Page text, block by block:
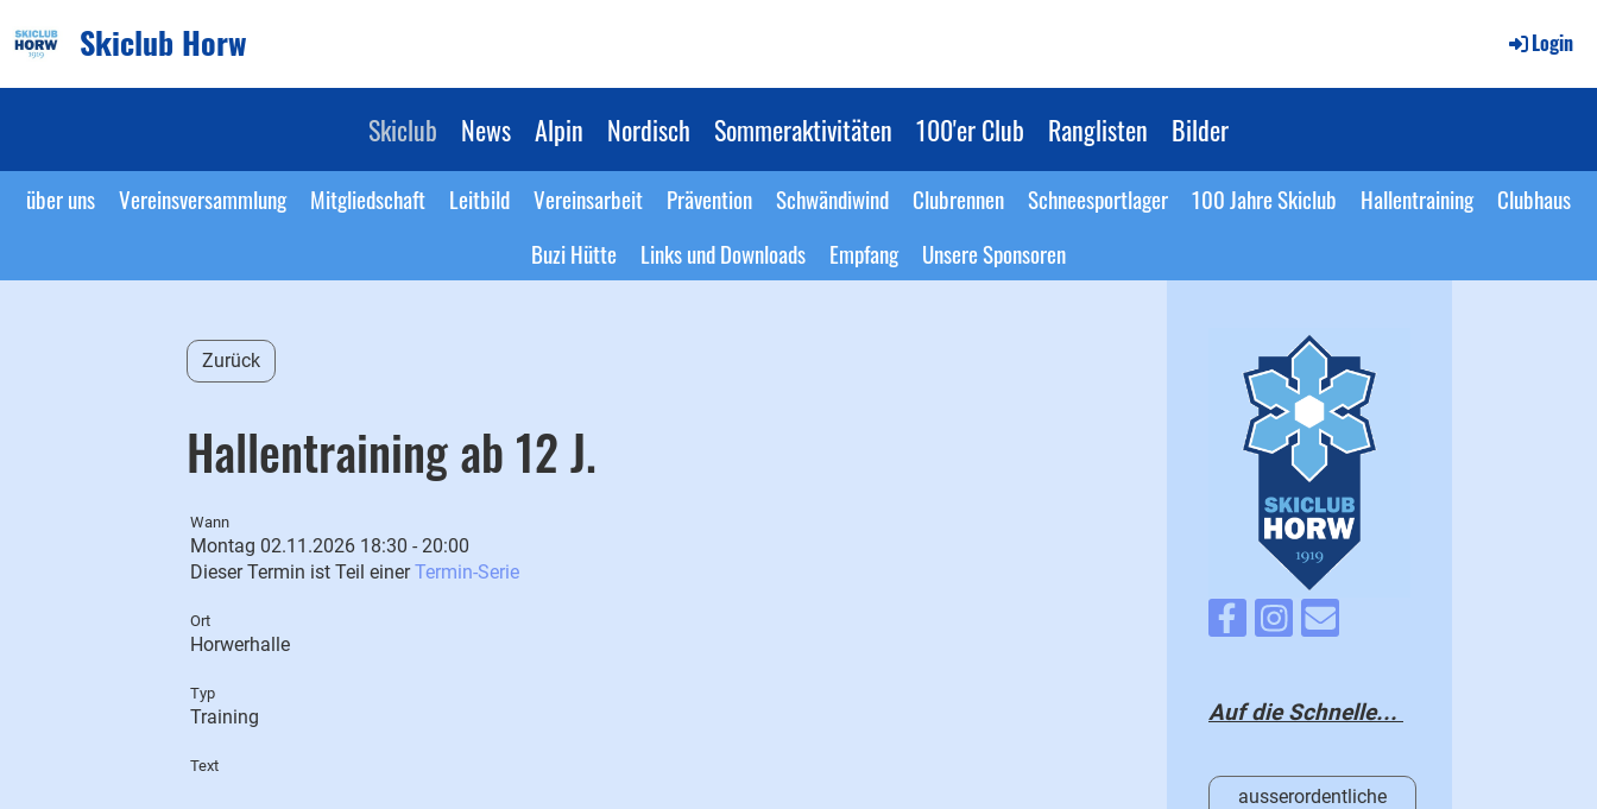
Skiclub Horw Login
Skiclub News Alpin Nordisch Sommeraktivitäten 100'er Club Ranglisten Bilder
über uns Vereinsversammlung Mitgliedschaft Leitbild Vereinsarbeit Prävention Schwändiwind Clubrennen Schneesportlager 100 Jahre Skiclub Hallentraining
Clubhaus
Buzi Hütte
Links und Downloads Empfang Unsere Sponsoren
Zurück
Hallentraining ab 12 J.
Wann
Montag 02.11.2026 18:30 - 20:00
Dieser Termin ist Teil einerTermin-Serie
Ort
Horwerhalle
Typ
Training
Text
Auf die Schnelle...
ausserordentliche